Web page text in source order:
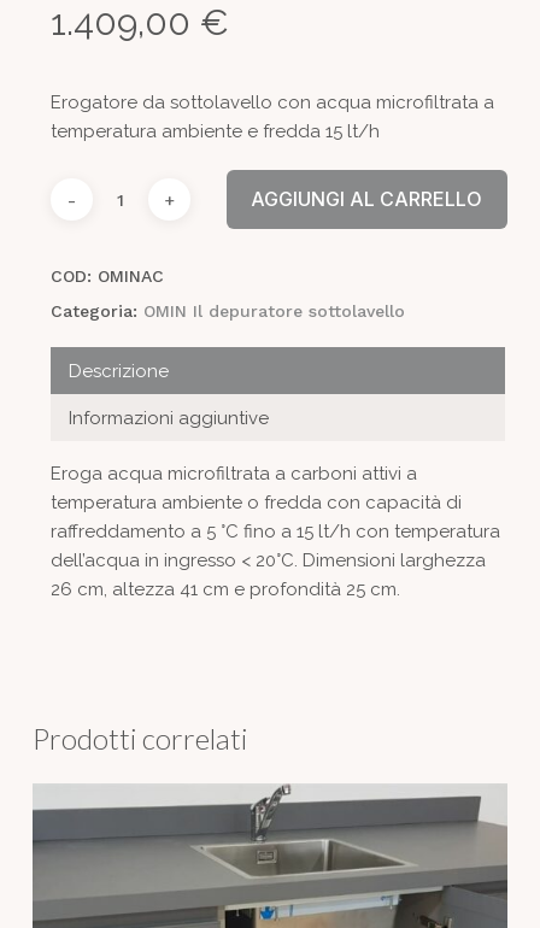
1.409,00 €
Erogatore da sottolavello con acqua microfiltrata a
temperatura ambiente e fredda 15 lt/h
AGGIUNGI AL CARRELLO
COD: OMINAC
Categoria: OMIN Il depuratore sottolavello
Descrizione
Informazioni aggiuntive
Eroga acqua microfiltrata a carboni attivi a
temperatura ambiente o fredda con capacità di
raffreddamento a 5 °C fino a 15 lt/h con temperatura
dell’acqua in ingresso < 20°C. Dimensioni larghezza
26 cm, altezza 41 cm e profondità 25 cm.
Prodotti correlati